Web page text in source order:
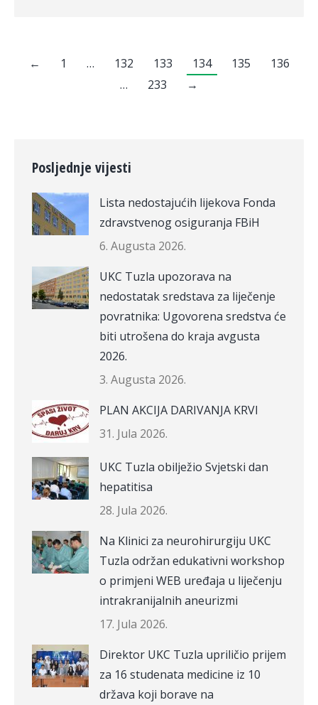
← 1 … 132 133 134 135
136
…
233 →
Posljednje vijesti
Lista nedostajućih lijekova Fonda
zdravstvenog osiguranja FBiH
6. Augusta 2026.
UKC Tuzla upozorava na
nedostatak sredstava za liječenje
povratnika: Ugovorena sredstva će
biti utrošena do kraja avgusta
2026.
3. Augusta 2026.
PLAN AKCIJA DARIVANJA KRVI
31. Jula 2026.
UKC Tuzla obilježio Svjetski dan
hepatitisa
28. Jula 2026.
Na Klinici za neurohirurgiju UKC
Tuzla održan edukativni workshop
o primjeni WEB uređaja u liječenju
intrakranijalnih aneurizmi
17. Jula 2026.
Direktor UKC Tuzla upriličio prijem
za 16 studenata medicine iz 10
država koji borave na